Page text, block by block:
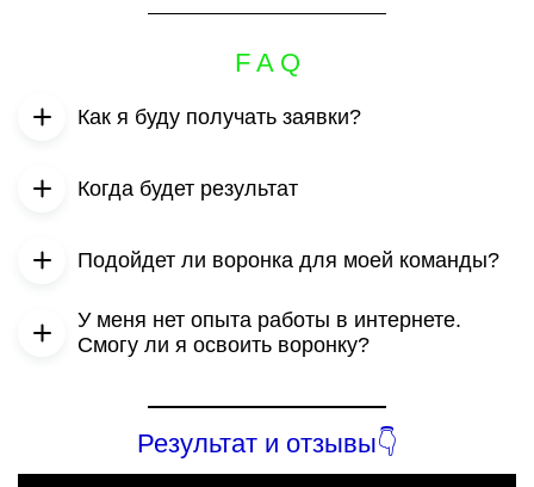
F A Q
Как я буду получать заявки?
Когда будет результат
заявки в свой мессенджер! К тебе будут приходить уже
Подойдет ли воронка для моей команды?
любой сетевой компании
У меня нет опыта работы в интернете.
Смогу ли я освоить воронку?
возраста,которые боялись не справиться. Сейчас
Результат и отзывы👇